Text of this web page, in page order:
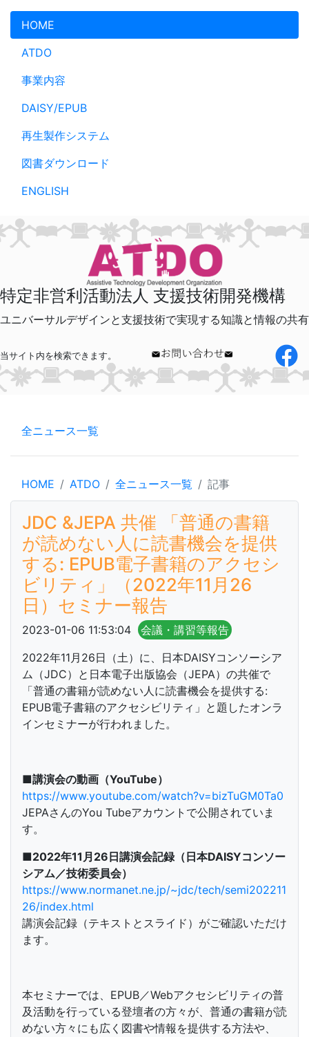
メインコンテンツへスキップ
HOME
ATDO
事業内容
DAISY/EPUB
再生製作システム
図書ダウンロード
ENGLISH
特定非営利活動法人 支援技術開発機構
ユニバーサルデザインと支援技術で実現する知識と情報の共有
当サイト内を検索できます。
全ニュース一覧
HOME ATDO 全ニュース一覧 記事
JDC &JEPA 共催 「普通の書籍
が読めない人に読書機会を提供
する: EPUB電子書籍のアクセシ
ビリティ」（2022年11月26
日）セミナー報告
2023-01-06 11:53:04
会議・講習等報告
2022年11月26日（土）に、日本DAISYコンソーシア
ム（JDC）と日本電子出版協会（JEPA）の共催で
「普通の書籍が読めない人に読書機会を提供する:
EPUB電子書籍のアクセシビリティ」と題したオンラ
インセミナーが行われました。
■講演会の動画（YouTube）
https://www.youtube.com/watch?v=bizTuGM0Ta0
JEPAさんのYou Tubeアカウントで公開されていま
す。
■2022年11月26日講演会記録（日本DAISYコンソー
シアム／技術委員会）
https://www.normanet.ne.jp/~jdc/tech/semi202211
26/index.html
講演会記録（テキストとスライド）がご確認いただけ
ます。
本セミナーでは、EPUB／Webアクセシビリティの普
及活動を行っている登壇者の方々が、普通の書籍が読
めない方々にも広く図書や情報を提供する方法や、